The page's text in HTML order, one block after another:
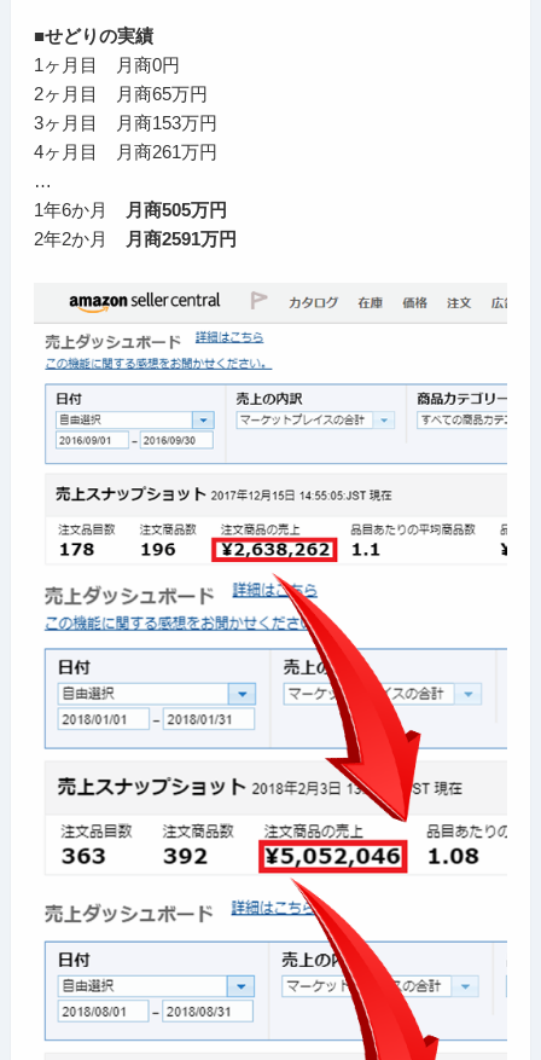
■せどりの実績
1ヶ月目 月商0円
2ヶ月目 月商65万円
3ヶ月目 月商153万円
4ヶ月目 月商261万円
…
1年6か月
月商505万円
2年2か月
月商2591万円